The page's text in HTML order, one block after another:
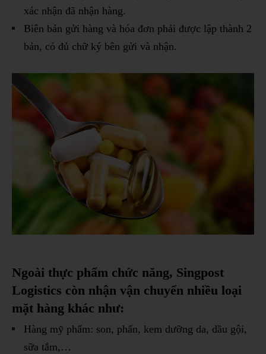
xác nhận đã nhận hàng.
Biên bản gửi hàng và hóa đơn phải được lập thành 2
bản, có đủ chữ ký bên gửi và nhận.
Ngoài thực phẩm chức năng, Singpost
Logistics còn nhận vận chuyển nhiều loại
mặt hàng khác như:
Hàng mỹ phẩm: son, phấn, kem dưỡng da, dầu gội,
sữa tắm,…